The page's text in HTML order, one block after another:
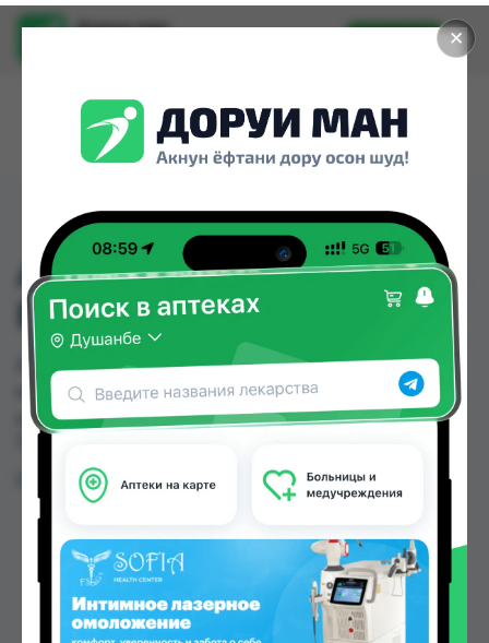
✕
Доруи ман
Установить
АРКО БАЛЬЗАМ ПОСЛЕ
БРИТ 200МЛ
АРКО БАЛЬЗАМ ПОСЛЕ БРИТ 200МЛ можно
купить или заказать в аптеках, Нишон №1 по
цене от 20.00 TJS в Душанбе и других городах
Цена: от20.00 TJS